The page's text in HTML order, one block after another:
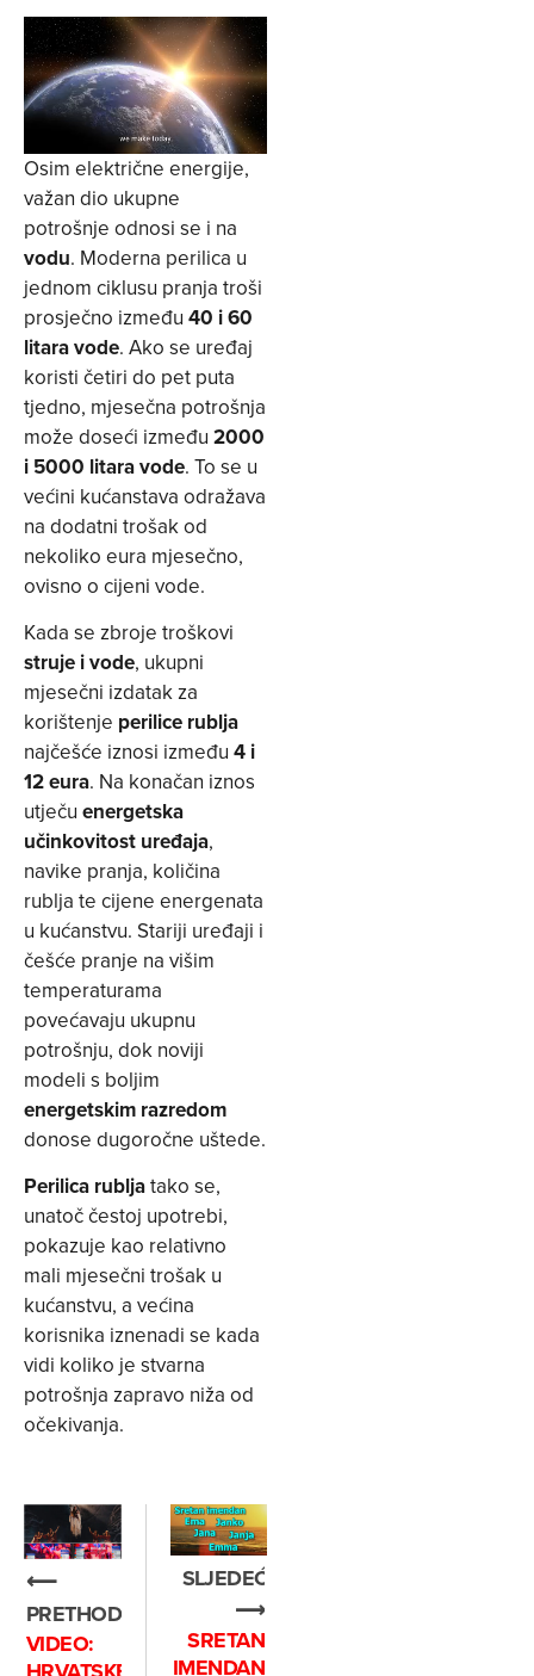
Osim električne energije,
važan dio ukupne
potrošnje odnosi se i na
vodu. Moderna perilica u
jednom ciklusu pranja troši
prosječno između 40 i 60
litara vode. Ako se uređaj
koristi četiri do pet puta
tjedno, mjesečna potrošnja
može doseći između 2000
i 5000 litara vode. To se u
većini kućanstava odražava
na dodatni trošak od
nekoliko eura mjesečno,
ovisno o cijeni vode.
Kada se zbroje troškovi
struje i vode, ukupni
mjesečni izdatak za
korištenje perilice rublja
najčešće iznosi između 4 i
12 eura. Na konačan iznos
utječu energetska
učinkovitost uređaja,
navike pranja, količina
rublja te cijene energenata
u kućanstvu. Stariji uređaji i
češće pranje na višim
temperaturama
povećavaju ukupnu
potrošnju, dok noviji
modeli s boljim
energetskim razredom
donose dugoročne uštede.
Perilica rubljatako se,
unatoč čestoj upotrebi,
pokazuje kao relativno
mali mjesečni trošak u
kućanstvu, a većina
korisnika iznenadi se kada
vidi koliko je stvarna
potrošnja zapravo niža od
očekivanja.
⟵
PRETHODNO
VIDEO:
SLJEDEĆE
⟶
SRETAN
IMENDAN